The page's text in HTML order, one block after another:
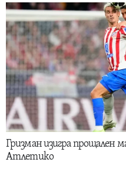
Гризман изигра прощален
Атлетико